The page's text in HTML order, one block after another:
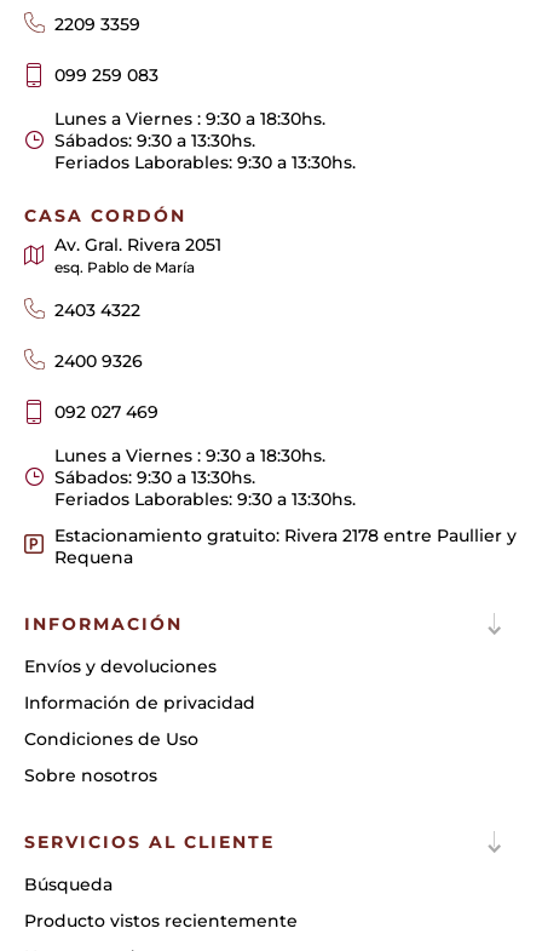
2209 3359
099 259 083
Lunes a Viernes : 9:30 a 18:30hs.
Sábados: 9:30 a 13:30hs.
Feriados Laborables: 9:30 a 13:30hs.
CASA CORDÓN
Av. Gral. Rivera 2051
esq. Pablo de María
2403 4322
2400 9326
092 027 469
Lunes a Viernes : 9:30 a 18:30hs.
Sábados: 9:30 a 13:30hs.
Feriados Laborables: 9:30 a 13:30hs.
Estacionamiento gratuito: Rivera 2178 entre Paullier y
Requena
INFORMACIÓN
Envíos y devoluciones
Información de privacidad
Condiciones de Uso
Sobre nosotros
SERVICIOS AL CLIENTE
Búsqueda
Producto vistos recientemente